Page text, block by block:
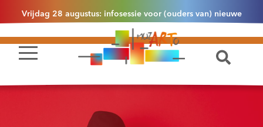
Vrijdag 28 augustus: infosessie voor (ouders van) nieuwe
leerlingen 2.1 om 13u30 in Essen